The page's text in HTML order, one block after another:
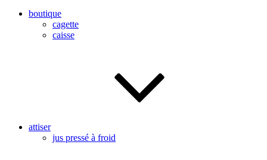
boutique
cagette
caisse
attiser
jus pressé à froid